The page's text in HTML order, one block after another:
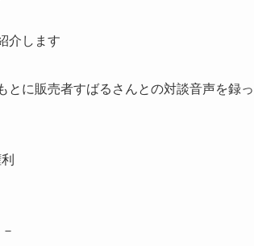
介します
とに販売者すばるさんとの対談音声を録っ